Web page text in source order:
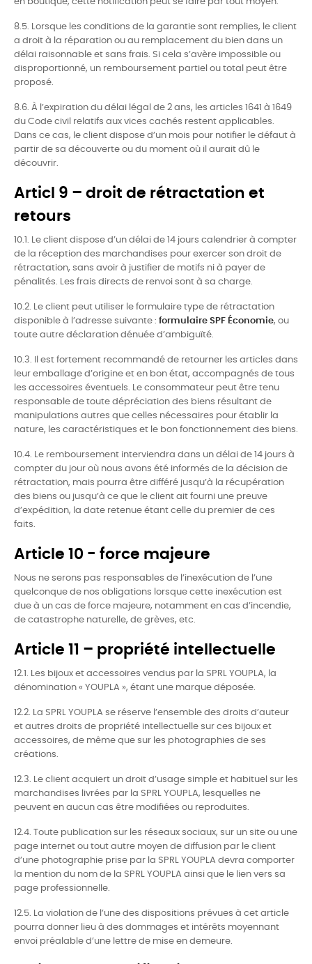
8.5. Lorsque les conditions de la garantie sont remplies, le client
a droit à la réparation ou au remplacement du bien dans un
délai raisonnable et sans frais. Si cela s’avère impossible ou
disproportionné, un remboursement partiel ou total peut être
proposé.
8.6. À l’expiration du délai légal de 2 ans, les articles 1641 à 1649
du Code civil relatifs aux vices cachés restent applicables.
Dans ce cas, le client dispose d’un mois pour notifier le défaut à
partir de sa découverte ou du moment où il aurait dû le
découvrir.
Articl 9 – droit de rétractation et
retours
10.1. Le client dispose d’un délai de 14 jours calendrier à compter
de la réception des marchandises pour exercer son droit de
rétractation, sans avoir à justifier de motifs ni à payer de
pénalités. Les frais directs de renvoi sont à sa charge.
10.2. Le client peut utiliser le formulaire type de rétractation
disponible à l’adresse suivante : formulaire SPF Économie, ou
toute autre déclaration dénuée d’ambiguïté.
10.3. Il est fortement recommandé de retourner les articles dans
leur emballage d’origine et en bon état, accompagnés de tous
les accessoires éventuels. Le consommateur peut être tenu
responsable de toute dépréciation des biens résultant de
manipulations autres que celles nécessaires pour établir la
nature, les caractéristiques et le bon fonctionnement des biens.
10.4. Le remboursement interviendra dans un délai de 14 jours à
compter du jour où nous avons été informés de la décision de
rétractation, mais pourra être différé jusqu’à la récupération
des biens ou jusqu’à ce que le client ait fourni une preuve
d’expédition, la date retenue étant celle du premier de ces
faits.
Article 10 - force majeure
Nous ne serons pas responsables de l’inexécution de l’une
quelconque de nos obligations lorsque cette inexécution est
due à un cas de force majeure, notamment en cas d’incendie,
de catastrophe naturelle, de grèves, etc.
Article 11 – propriété intellectuelle
12.1. Les bijoux et accessoires vendus par la SPRL YOUPLA, la
dénomination « YOUPLA », étant une marque déposée.
12.2. La SPRL YOUPLA se réserve l’ensemble des droits d’auteur
et autres droits de propriété intellectuelle sur ces bijoux et
accessoires, de même que sur les photographies de ses
créations.
12.3. Le client acquiert un droit d’usage simple et habituel sur les
marchandises livrées par la SPRL YOUPLA, lesquelles ne
peuvent en aucun cas être modifiées ou reproduites.
12.4. Toute publication sur les réseaux sociaux, sur un site ou une
page internet ou tout autre moyen de diffusion par le client
d’une photographie prise par la SPRL YOUPLA devra comporter
la mention du nom de la SPRL YOUPLA ainsi que le lien vers sa
page professionnelle.
12.5. La violation de l’une des dispositions prévues à cet article
pourra donner lieu à des dommages et intérêts moyennant
envoi préalable d’une lettre de mise en demeure.